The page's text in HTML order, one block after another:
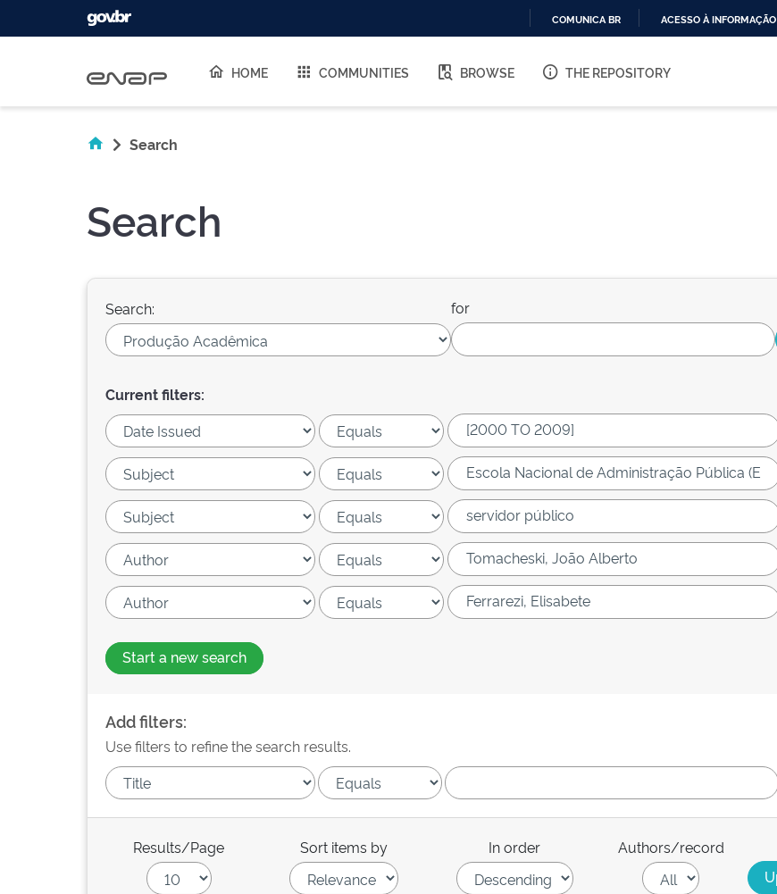
O
COMUNICA BR ACESSO À INFORMAÇÃO
HOME COMMUNITIES BROWSE THE REPOSITORY
Search
Search
Search: for
Current filters:
Start a new search
Add filters:
Use filters to refine the search results.
Results/Page Sort items by In order Authors/record